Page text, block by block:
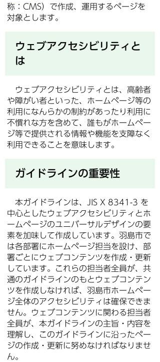
称：CMS）で作成、運用するページを
対象とします。
ウェブアクセシビリティと
は
ウェブアクセシビリティとは、高齢者
や障がい者といった、ホームページ等の
利用になんらかの制約があったり利用に
不慣れな方を含めて、誰もがホームペー
ジ等で提供される情報や機能を支障なく
利用できることを意味します。
ガイドラインの重要性
本ガイドラインは、JIS X 8341-3 を
中心としたウェブアクセシビリティとホ
ームページのユニバーサルデザインの要
素を加味して作成しています。羽島市で
は各部署にホームページ担当を設け、部
署ごとにウェブコンテンツを作成・更新
しています。これらの担当者全員が、共
通のガイドラインのもとウェブコンテン
ツを作成しなければ、羽島市ホームペー
ジ全体のアクセシビリティは確保できま
せん。ウェブコンテンツに関わる担当者
全員が、本ガイドラインの主旨・内容を
理解し、このガイドラインに沿ったペー
ジの作成・更新に努めなければなりませ
ん。